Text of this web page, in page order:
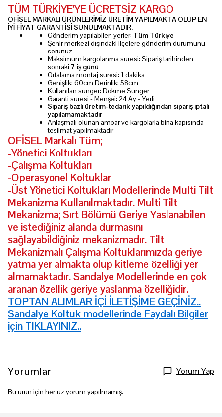
TÜM TÜRKİYE'YE ÜCRETSİZ KARGO
OFİSEL MARKALI ÜRÜNLERİMİZ ÜRETİM YAPILMAKTA OLUP EN
İYİ FİYAT GARANTİSİ SUNULMAKTADIR.
Gönderim yapılabilen yerler: Tüm Türkiye
Şehir merkezi dışındaki ilçelere gönderim durumunu
sorunuz
Maksimum kargolanma süresi: Sipariş tarihinden
sonraki 7 iş günü
Ortalama montaj süresi: 1 dakika
Genişlik: 60cm Derinlik: 58cm
Kullanılan sünger: Dökme Sünger
Garanti süresi - Menşei: 24 Ay - Yerli
Sipariş bazlı üretim-tedarik yapıldığından sipariş iptali
yapılamamaktadır
Anlaşmalı olunan ambar ve kargolarla bina kapısında
teslimat yapılmaktadır
OFİSEL Markalı Tüm;
-Yönetici Koltukları
-Çalışma Koltukları
-Operasyonel Koltuklar
-Üst Yönetici Koltukları Modellerinde Multi Tilt
Mekanizma Kullanılmaktadır. Multi Tilt
Mekanizma; Sırt Bölümü Geriye Yaslanabilen
ve istediğiniz alanda durmasını
sağlayabildiğiniz mekanizmadır. Tilt
Mekanizmalı Çalışma Koltuklarımızda geriye
yatma yer almakta olup kitleme özelliği yer
almamaktadır. Sandalye Modellerinde en çok
aranan özellik geriye yaslanma özelliğidir.
TOPTAN ALIMLAR İÇİ İLETİŞİME GEÇİNİZ..
Sandalye Koltuk modellerinde Faydalı Bilgiler
için TIKLAYINIZ..
Yorumlar Yorum Yap
Bu ürün için henüz yorum yapılmamış.